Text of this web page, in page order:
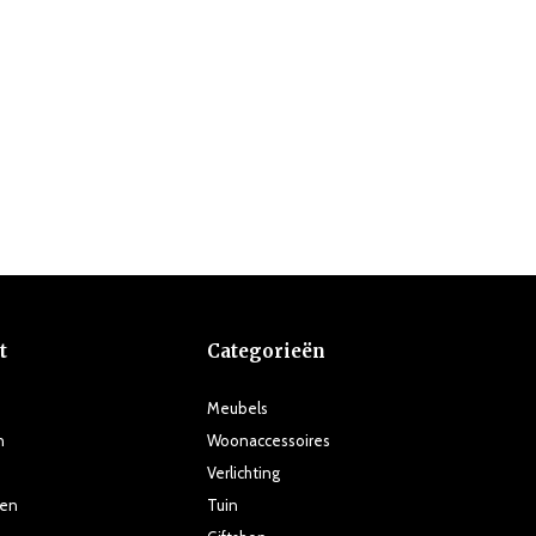
Categorieën
Meubels
Woonaccessoires
Verlichting
Tuin